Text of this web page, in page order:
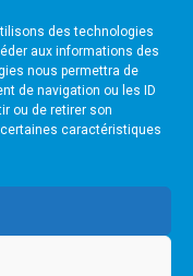
des technologies
aux informations des
nous permettra de
de navigation ou les ID
ou de retirer son
caractéristiques